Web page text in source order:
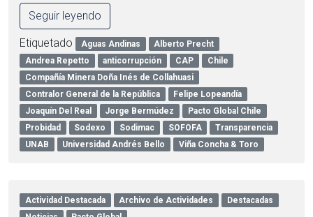
Seguir leyendo
Etiquetado Aguas Andinas
Alberto Precht
Andrea Repetto
anticorrupción CAP
Chile
Compañía Minera Doña Inés de Collahuasi
Contralor General de la República
Felipe Lopeandía
Joaquín Del Real
Jorge Bermúdez
Pacto Global Chile
Probidad
Sodexo Sodimac SOFOFA
Transparencia
UNAB
Universidad Andrés Bello Viña Concha & Toro
Actividad Destacada Archivo de Actividades
Destacadas